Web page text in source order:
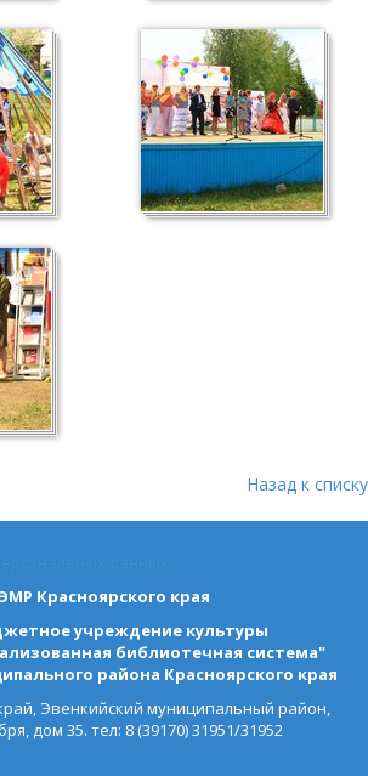
Назад к списку
Красноярского края
учреждение культуры
библиотечная система"
района Красноярского края
Эвенкийский муниципальный район,
дом 35. тел: 8 (39170) 31951/31952